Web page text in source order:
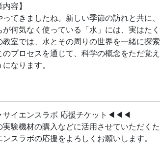
内容】
ってきましたね。新しい季節の訪れと共に
何気なく使っている「水」には、実はた
教室では、水とその周りの世界を一緒に探
のプロセスを通じて、科学の概念をただ覚
なります。
備いただきたいもの】
器
でもゆで卵でも可）
イエンスラボ 応援チケット◀︎◀︎◀︎
験機材の購入などに活用させていただく
スラボの応援をよろしくお願いします。